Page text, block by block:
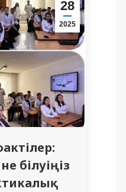
оқу ісінің
С.Ж. қатысты.
нәрестедегі
28
2025
білуіңіз